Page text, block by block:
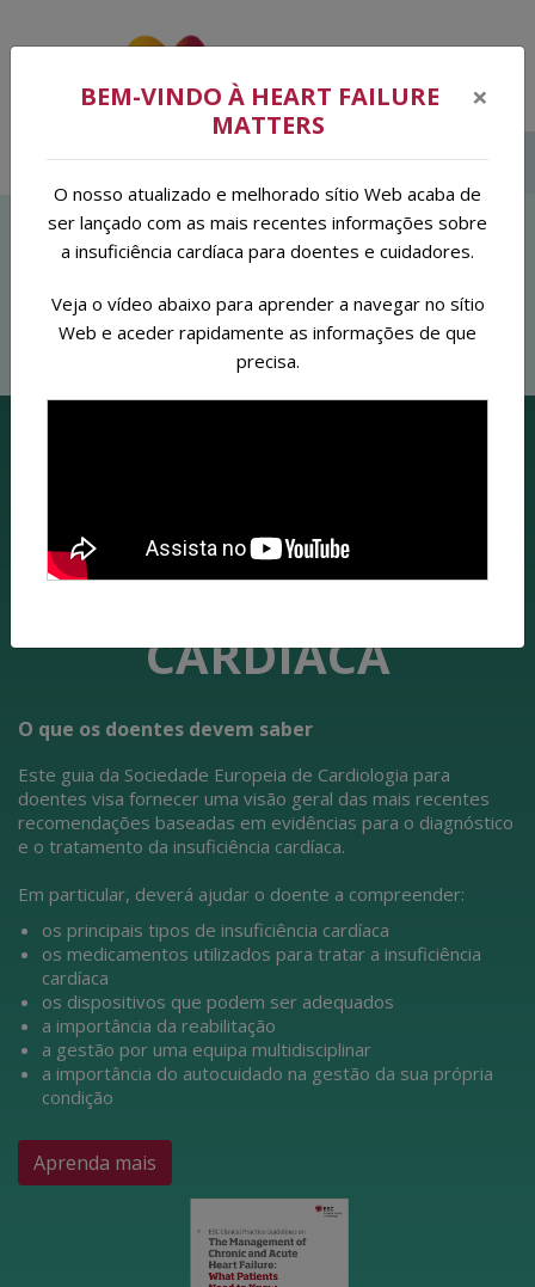
Menu Português (BR)
0 RESULTADOS DA PESQUISA
ENCONTRADOS PARA :
"PLANNEN VOOR HET
LEVENSEINDE"
SEC PARA
INSUFICIÊNCIA
CARDÍACA
O que os doentes devem saber
Este guia da Sociedade Europeia de Cardiologia para
doentes visa fornecer uma visão geral das mais recentes
recomendações baseadas em evidências para o diagnóstico
e o tratamento da insuficiência cardíaca.
Em particular, deverá ajudar o doente a compreender:
os principais tipos de insuficiência cardíaca
os medicamentos utilizados para tratar a insuficiência
cardíaca
os dispositivos que podem ser adequados
a importância da reabilitação
a gestão por uma equipa multidisciplinar
a importância do autocuidado na gestão da sua própria
condição
Aprenda mais
×
BEM-VINDO À HEART FAILURE
MATTERS
O nosso atualizado e melhorado sítio Web acaba de
ser lançado com as mais recentes informações sobre
a insuficiência cardíaca para doentes e cuidadores.
Veja o vídeo abaixo para aprender a navegar no sítio
Web e aceder rapidamente as informações de que
precisa.